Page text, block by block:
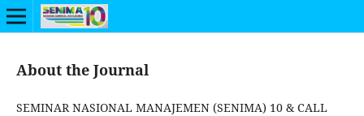
About the Journal
SEMINAR NASIONAL MANAJEMEN (SENIMA) 10 & CALL